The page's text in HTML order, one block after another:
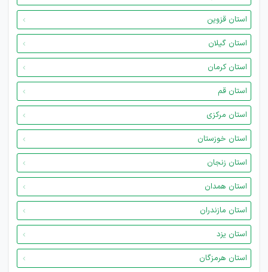
استان قزوین
استان گیلان
استان کرمان
استان قم
استان مرکزی
استان خوزستان
استان زنجان
استان همدان
استان مازندران
استان یزد
استان هرمزگان